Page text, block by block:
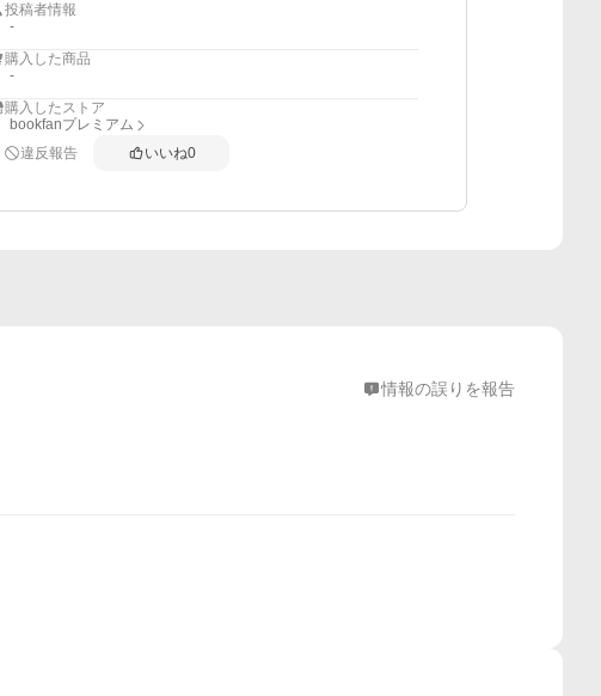
投稿者情報
-
購入した商品
-
購入したストア
bookfanプレミアム
違反報告
いいね0
情報の誤りを報告